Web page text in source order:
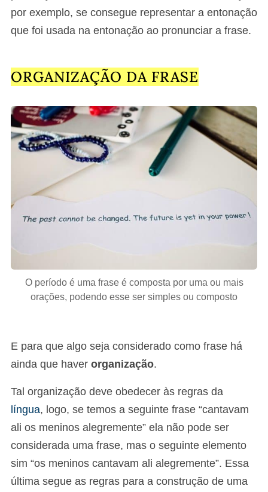
por exemplo, se consegue representar a entonação
que foi usada na entonação ao pronunciar a frase.
ORGANIZAÇÃO DA FRASE
O período é uma frase é composta por uma ou mais
orações, podendo esse ser simples ou composto
E para que algo seja considerado como frase há
ainda que haver organização.
Tal organização deve obedecer às regras da
língua, logo, se temos a seguinte frase “cantavam
ali os meninos alegremente” ela não pode ser
considerada uma frase, mas o seguinte elemento
sim “os meninos cantavam ali alegremente”. Essa
última segue as regras para a construção de uma